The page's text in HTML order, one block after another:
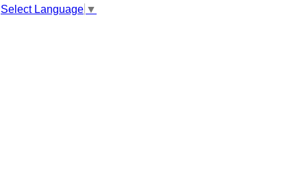
Select Language ▼